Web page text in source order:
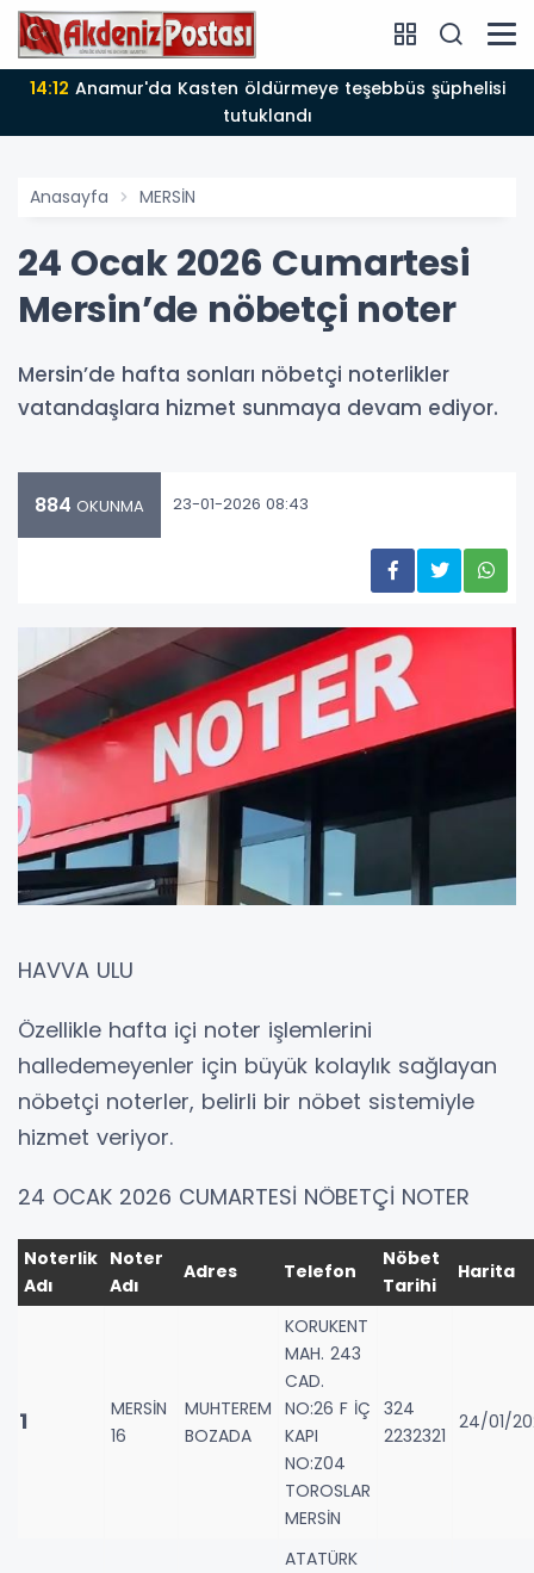
14:12
tutuklandı
Anasayfa MERSİN
24 Ocak 2026 Cumartesi
Mersin’de nöbetçi noter
Mersin’de hafta sonları nöbetçi noterlikler
vatandaşlara hizmet sunmaya devam ediyor.
884 OKUNMA 23-01-2026 08:43
HAVVA ULU
Özellikle hafta içi noter işlemlerini
halledemeyenler için büyük kolaylık sağlayan
nöbetçi noterler, belirli bir nöbet sistemiyle
hizmet veriyor.
24 OCAK 2026 CUMARTESİ NÖBETÇİ NOTER
Noterlik
Adı
Noter
Adı
Adres Telefon
Nöbet
Tarihi
Harita
1
MERSİN
16
MUHTEREM
BOZADA
KORUKENT
MAH. 243
CAD.
NO:26 F İÇ
KAPI
NO:Z04
TOROSLAR
MERSİN
324
2232321
24/01/
ATATÜRK